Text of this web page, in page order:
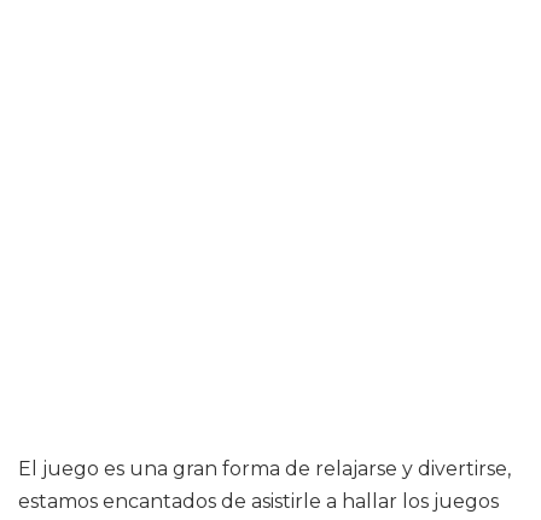
El juego es una gran forma de relajarse y divertirse,
estamos encantados de asistirle a hallar los juegos